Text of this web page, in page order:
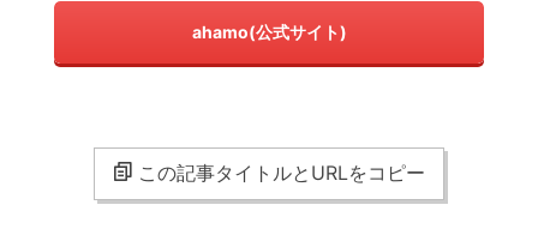
ahamo(公式サイト)
この記事タイトルとURLをコピー